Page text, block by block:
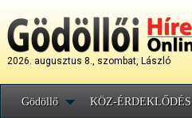
2026. augusztus 8., szombat, László
Gödöllő KÖZ-ÉRDEKLŐDÉS